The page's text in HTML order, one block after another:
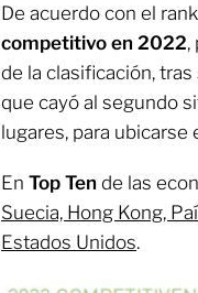
De acuerdo con el
competitivo en 2022,
de la clasificación,
que cayó al segundo
lugares, para ubicarse
En Top Ten de las
Suecia, Hong Kong,
Estados Unidos.